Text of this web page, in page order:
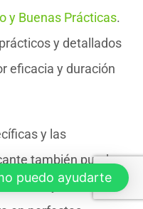
y Buenas Prácticas.
y detallados
eficacia y duración
y las
también puede
y mantener
puedo ayudarte